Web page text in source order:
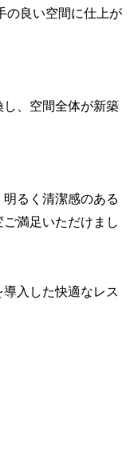
の良い空間に仕上が
、空間全体が新築
るく清潔感のある
満足いただけまし
入した快適なレス